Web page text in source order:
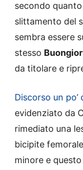
secondo
slittamento del
sembra essere
stesso
da titolare e
Discorso un po’
evidenziato da
rimediato una
bicipite
minore e